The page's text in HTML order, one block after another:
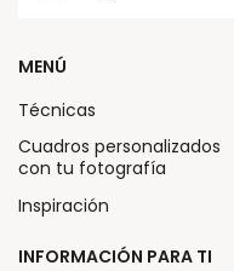
MENÚ
Técnicas
Cuadros personalizados
con tu fotografía
Inspiración
INFORMACIÓN PARA TI